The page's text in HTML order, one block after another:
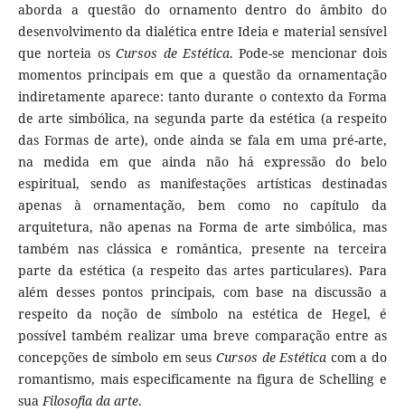
aborda a questão do ornamento dentro do âmbito do
desenvolvimento da dialética entre Ideia e material sensível
que norteia osCursos de Estética. Pode-se mencionar dois
momentos principais em que a questão da ornamentação
indiretamente aparece: tanto durante o contexto da Forma
de arte simbólica, na segunda parte da estética (a respeito
das Formas de arte), onde ainda se fala em uma pré-arte,
na medida em que ainda não há expressão do belo
espiritual, sendo as manifestações artísticas destinadas
apenas à ornamentação, bem como no capítulo da
arquitetura, não apenas na Forma de arte simbólica, mas
também nas clássica e romântica, presente na terceira
parte da estética (a respeito das artes particulares). Para
além desses pontos principais, com base na discussão a
respeito da noção de símbolo na estética de Hegel, é
possível também realizar uma breve comparação entre as
concepções de símbolo em seus Cursos de Estética com a do
romantismo, mais especificamente na figura de Schelling e
suaFilosofia da arte.